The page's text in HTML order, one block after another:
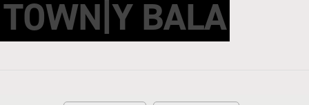
TOWN|Y BALA